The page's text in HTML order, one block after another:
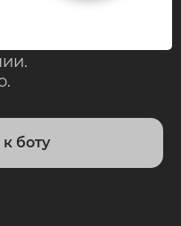
- смотри и
боту